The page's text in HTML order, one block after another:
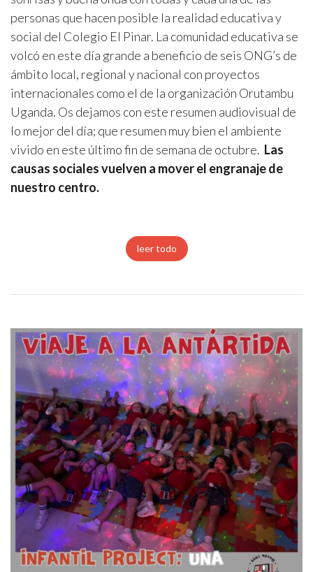
personas que hacen posible la realidad educativa y
social del Colegio El Pinar. La comunidad educativa se
volcó en este día grande a beneficio de seis ONG’s de
ámbito local, regional y nacional con proyectos
internacionales como el de la organización Orutambu
Uganda. Os dejamos con este resumen audiovisual de
lo mejor del día; que resumen muy bien el ambiente
vivido en este último fin de semana de octubre. Las
causas sociales vuelven a mover el engranaje de
nuestro centro.
leer todo